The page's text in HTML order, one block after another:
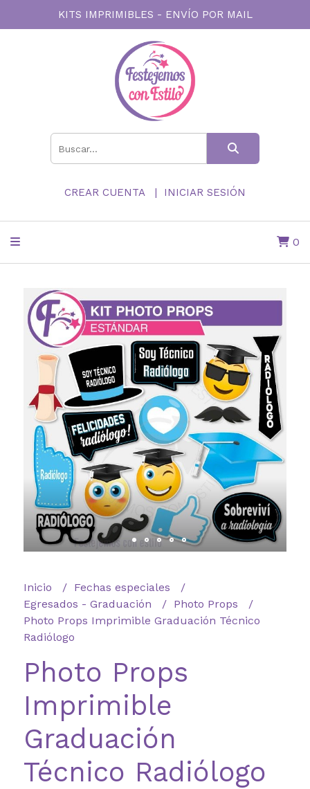
KITS IMPRIMIBLES - ENVÍO POR MAIL
CREAR CUENTA INICIAR SESIÓN
0
Inicio
Fechas especiales
Egresados - Graduación
Photo Props
Photo Props Imprimible Graduación Técnico
Radiólogo
Photo Props
Imprimible
Graduación
Técnico Radiólogo